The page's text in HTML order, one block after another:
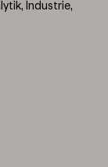
Industrie,